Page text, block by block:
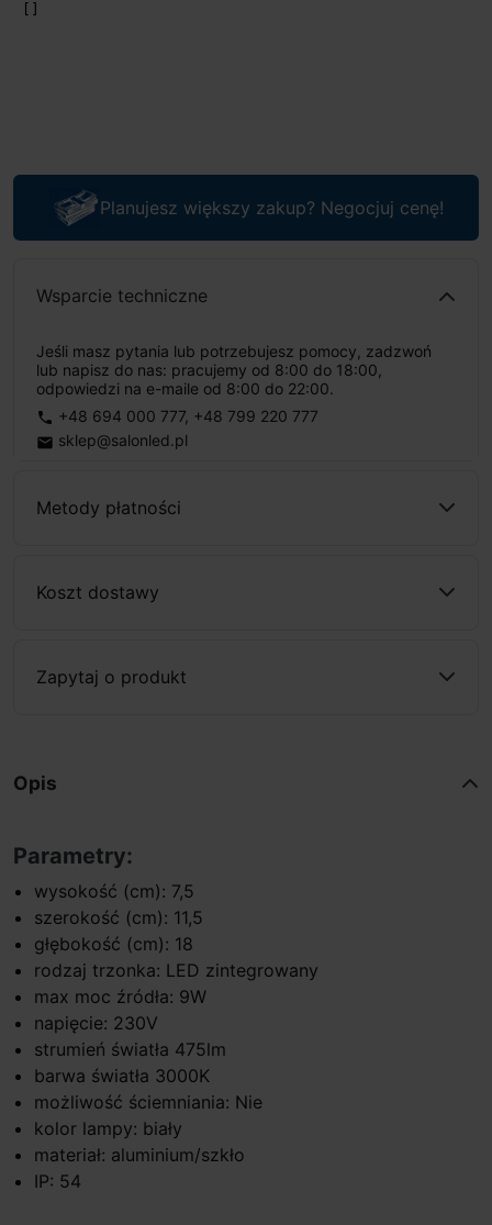
Planujesz większy zakup? Negocjuj cenę!
Wsparcie techniczne
Jeśli masz pytania lub potrzebujesz pomocy, zadzwoń
lub napisz do nas: pracujemy od 8:00 do 18:00,
odpowiedzi na e-maile od 8:00 do 22:00.
phone +48 694 000 777, +48 799 220 777
email sklep@salonled.pl
Metody płatności
Koszt dostawy
Zapytaj o produkt
Opis
Parametry:
wysokość (cm): 7,5
szerokość (cm): 11,5
głębokość (cm): 18
rodzaj trzonka: LED zintegrowany
max moc źródła: 9W
napięcie: 230V
strumień światła 475lm
barwa światła 3000K
możliwość ściemniania: Nie
kolor lampy: biały
materiał: aluminium/szkło
IP: 54